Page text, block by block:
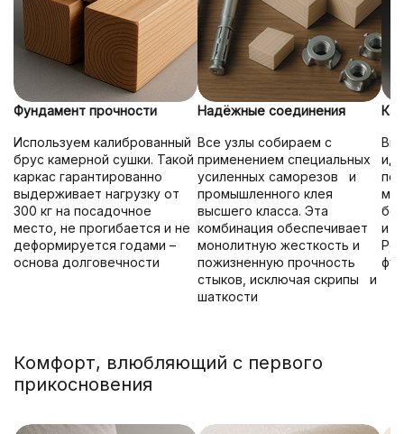
Фундамент прочности
Используем калиброванный
брус камерной сушки. Такой
каркас гарантированно
выдерживает нагрузку от
300 кг на посадочное
место, не прогибается и не
деформируется годами –
основа долговечности
Надёжные соединения
Все узлы собираем с
применением специальных
усиленных саморезов и
промышленного клея
высшего класса. Эта
комбинация обеспечивает
монолитную жесткость и
пожизненную прочность
стыков, исключая скрипы и
шаткости
и
Комфорт, влюбляющий с первого
прикосновения